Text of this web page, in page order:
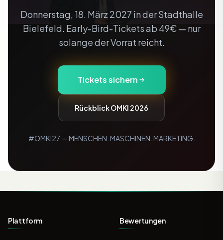
Donnerstag, 18. März 2027 in der Stadthalle
Bielefeld. Early-Bird-Tickets ab 49€ — nur
solange der Vorrat reicht.
Tickets sichern
Rückblick OMKI 2026
#OMKI27 — MENSCHEN. MASCHINEN. MARKETING.
Plattform Bewertungen